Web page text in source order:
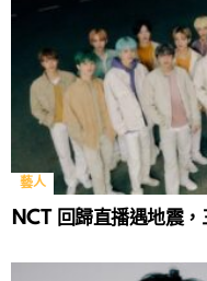
藝人
NCT 回歸直播遇地震